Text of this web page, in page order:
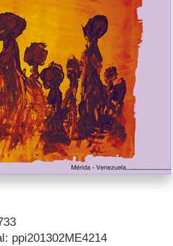
ppi201302ME4214